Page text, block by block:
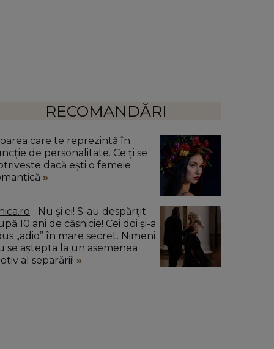
RECOMANDĂRI
care te reprezintă în
de personalitate. Ce ți se
dacă ești o femeie
10 ani de căsnicie! Cei doi și-a
„adio” în mare secret. Nimeni
se aștepta la un asemenea
al separării!